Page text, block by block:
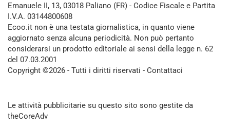
Emanuele II, 13, 03018 Paliano (FR) - Codice Fiscale e Partita
I.V.A. 03144800608
Ecoo.it non è una testata giornalistica, in quanto viene
aggiornato senza alcuna periodicità. Non può pertanto
considerarsi un prodotto editoriale ai sensi della legge n. 62
del 07.03.2001
Copyright ©2026 - Tutti i diritti riservati - Contattaci
Le attività pubblicitarie su questo sito sono gestite da
theCoreAdv